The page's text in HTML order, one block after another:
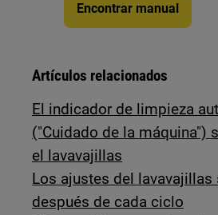
Encontrar manual
Artículos relacionados
El indicador de limpieza
("Cuidado de la máquina")
el lavavajillas
Los ajustes del lavavajillas
después de cada ciclo